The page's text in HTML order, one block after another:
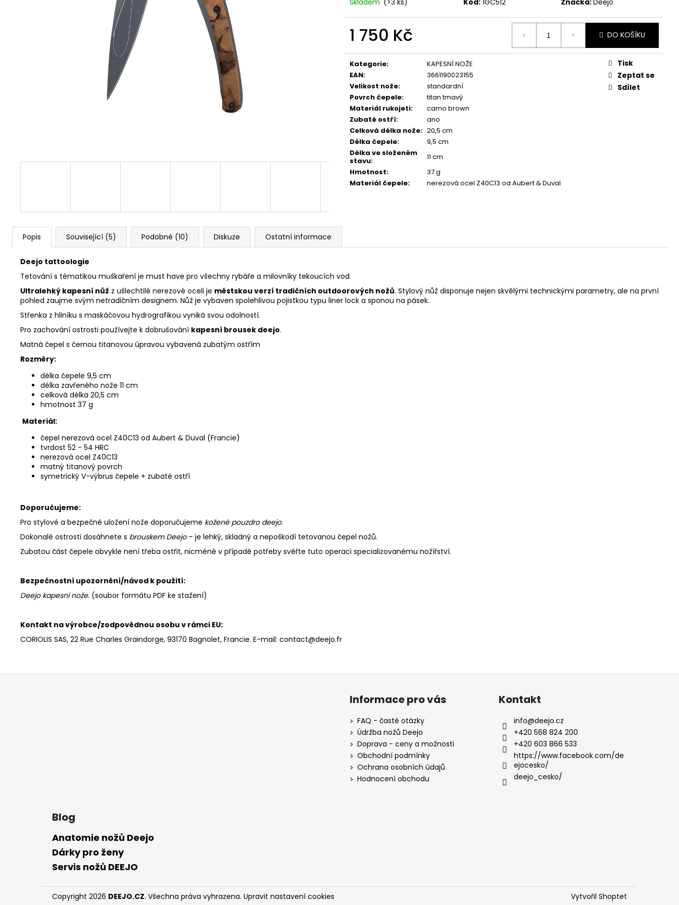
1 750 Kč
cena:
DO KOŠÍKU
Kategorie:
KAPESNÍ NOŽE
EAN:
3661190023155
Velikost nože:
standardní
Povrch čepele:
titan tmavý
Materiál rukojeti:
camo brown
Zubaté ostří:
ano
Celková délka nože: 20,5 cm
Délka čepele:
9,5 cm
Délka ve složeném
stavu:
11 cm
Hmotnost:
37 g
Materiál čepele: nerezová ocel Z40C13 od Aubert & Duval
Tisk
Zeptat se
Sdílet
Popis Související (5) Podobné (10) Diskuze Ostatní informace
Deejo tattoologie
Tetování s tématikou muškaření je must have pro všechny rybáře a milovníky tekoucích vod.
Ultralehký kapesní nůž z ušlechtilé nerezové oceli je městskou verzí tradičních outdoorových nožů. Stylový nůž disponuje nejen skvělými technickými parametry, ale na první
pohled zaujme svým netradičním designem. Nůž je vybaven spolehlivou pojistkou typu liner lock a sponou na pásek.
Střenka z hliníku s maskáčovou hydrografikou vyniká svou odolností.
Pro zachování ostrosti používejte k dobrušování kapesní brousek deejo.
Matná čepel s černou titanovou úpravou vybavená zubatým ostřím
Rozměry:
délka čepele 9,5 cm
délka zavřeného nože 11 cm
celková délka 20,5 cm
hmotnost 37 g
Materiál:
čepel nerezová ocel Z40C13 od Aubert & Duval (Francie)
tvrdost 52 - 54 HRC
nerezová ocel Z40C13
matný titanový povrch
symetrický V-výbrus čepele + zubaté ostří
Doporučujeme:
Pro stylové a bezpečné uložení nože doporučujeme kožené pouzdro deejo.
Dokonalé ostrosti dosáhnete s brouskem Deejo– je lehký, skladný a nepoškodí tetovanou čepel nožů.
Zubatou část čepele obvykle není třeba ostřit, nicméně v případě potřeby svěřte tuto operaci specializovanému nožířství.
Bezpečnostní upozornění/návod k použití:
Deejo kapesní nože. (soubor formátu PDF ke stažení)
Kontakt na výrobce/zodpovědnou osobu v rámci EU:
CORIOLIS SAS, 22 Rue Charles Graindorge, 93170 Bagnolet, Francie. E-mail: contact@deejo.fr
1 295 Kč
1 295 Kč
Z
Informace pro vás
FAQ - časté otázky
Údržba nožů Deejo
Doprava - ceny a možnosti
Obchodní podmínky
Ochrana osobních údajů
Hodnocení obchodu
Kontakt
info@deejo.cz
+420 568 824 200
+420 603 866 533
https://www.facebook.com/de
ejocesko/
deejo_cesko/
Blog
Anatomie nožů Deejo
Dárky pro ženy
Servis nožů DEEJO
Vytvořil Shoptet
Copyright 2026 DEEJO.CZ. Všechna práva vyhrazena. Upravit nastavení cookies